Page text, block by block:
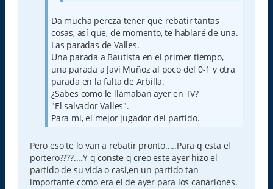
Da mucha pereza tener que rebatir tantas
cosas, así que, de momento, te hablaré de una.
Las paradas de Valles.
Una parada a Bautista en el primer tiempo,
una parada a Javi Muñoz al poco del 0-1 y otra
parada en la falta de Arbilla.
¿Sabes como le llamaban ayer en TV?
"El salvador Valles".
Para mi, el mejor jugador del partido.
Pero eso te lo van a rebatir pronto.....Para q esta el
portero????....Y q conste q creo este ayer hizo el
partido de su vida o casi,en un partido tan
importante como era el de ayer para los canariones.